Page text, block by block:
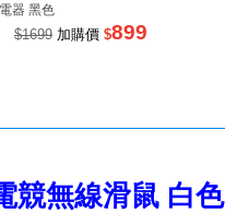
電器 黑色
$1699 加購價 $899
競無線滑鼠 白色